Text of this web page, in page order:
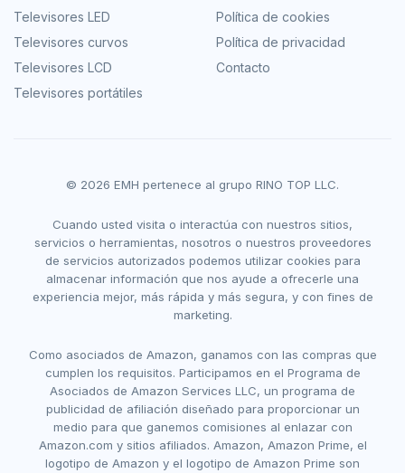
Televisores LED
Televisores curvos
Televisores LCD
Televisores portátiles
Política de cookies
Política de privacidad
Contacto
© 2026 EMH pertenece al grupo RINO TOP LLC.
Cuando usted visita o interactúa con nuestros sitios,
servicios o herramientas, nosotros o nuestros proveedores
de servicios autorizados podemos utilizar cookies para
almacenar información que nos ayude a ofrecerle una
experiencia mejor, más rápida y más segura, y con fines de
marketing.
Como asociados de Amazon, ganamos con las compras que
cumplen los requisitos. Participamos en el Programa de
Asociados de Amazon Services LLC, un programa de
publicidad de afiliación diseñado para proporcionar un
medio para que ganemos comisiones al enlazar con
Amazon.com y sitios afiliados. Amazon, Amazon Prime, el
logotipo de Amazon y el logotipo de Amazon Prime son